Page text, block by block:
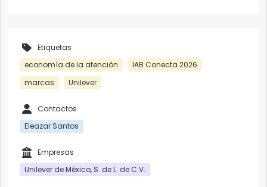
Etiquetas
economía de la atención
IAB Conecta 2026
marcas
Unilever
Contactos
Eleazar Santos
Empresas
Unilever de México, S. de L. de C.V.